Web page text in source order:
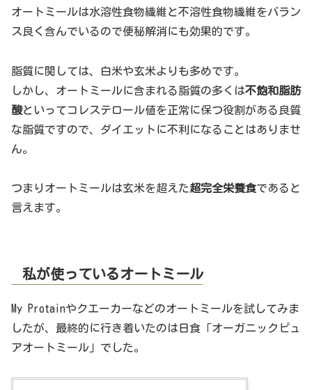
オートミールは水溶性食物繊維と不溶性食物繊維をバラン
ス良く含んでいるので便秘解消にも効果的です。
脂質に関しては、白米や玄米よりも多めです。
しかし、オートミールに含まれる脂質の多くは不飽和脂肪
酸といってコレステロール値を正常に保つ役割がある良質
な脂質ですので、ダイエットに不利になることはありませ
ん。
つまりオートミールは玄米を超えた超完全栄養食であると
言えます。
私が使っているオートミール
My Protainやクエーカーなどのオートミールを試してみま
したが、最終的に行き着いたのは日食「オーガニックピュ
アオートミール」でした。